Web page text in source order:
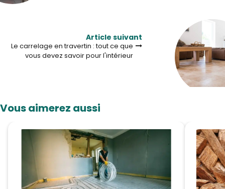
Article suivant
Le carrelage en travertin : tout ce que
vous devez savoir pour l'intérieur
Vous aimerez aussi